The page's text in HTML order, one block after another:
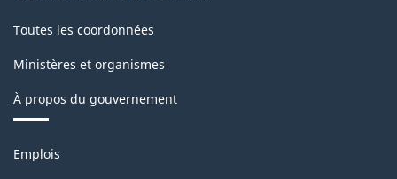
-
Structure
la
Toutes les coordonnées
Ministères et organismes
À propos du gouvernement
Thèmes
Emplois